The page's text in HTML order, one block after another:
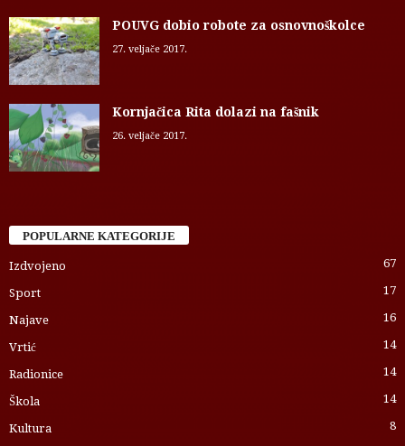
POUVG dobio robote za osnovnoškolce
27. veljače 2017.
Kornjačica Rita dolazi na fašnik
26. veljače 2017.
POPULARNE KATEGORIJE
Izdvojeno 67
Sport 17
Najave 16
Vrtić 14
Radionice 14
Škola 14
Kultura 8